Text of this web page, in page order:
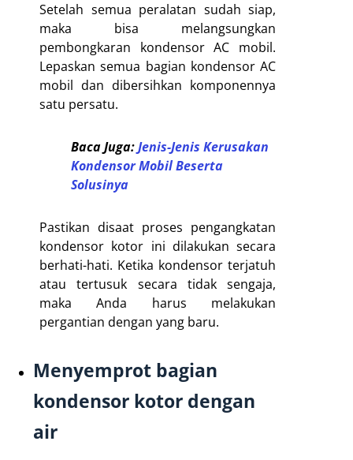
Setelah semua peralatan sudah siap,
maka bisa melangsungkan
pembongkaran kondensor AC mobil.
Lepaskan semua bagian kondensor AC
mobil dan dibersihkan komponennya
satu persatu.
Baca Juga:Jenis-Jenis Kerusakan
Kondensor Mobil Beserta
Solusinya
Pastikan disaat proses pengangkatan
kondensor kotor ini dilakukan secara
berhati-hati. Ketika kondensor terjatuh
atau tertusuk secara tidak sengaja,
maka Anda harus melakukan
pergantian dengan yang baru.
Menyemprot bagian
kondensor kotor dengan
air